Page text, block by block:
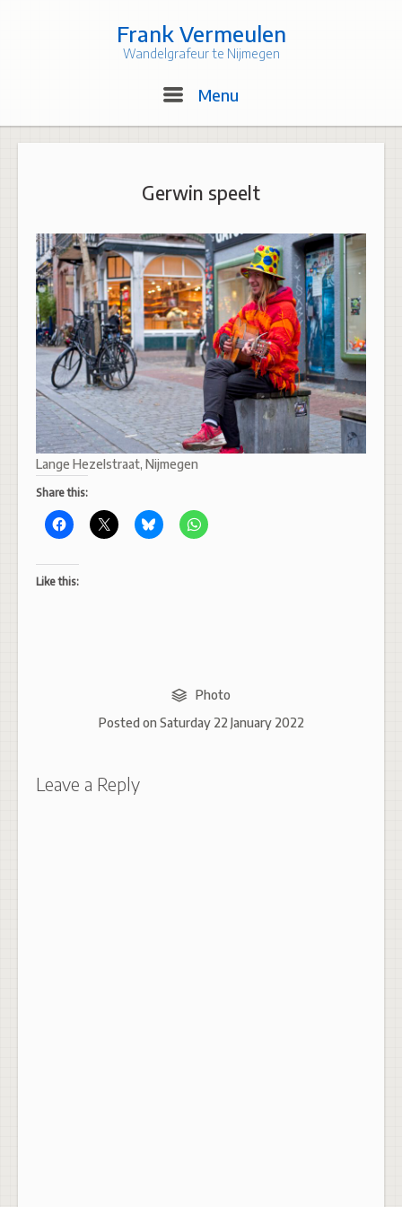
Frank Vermeulen
Wandelgrafeur te Nijmegen
Menu
Gerwin speelt
Lange Hezelstraat, Nijmegen
Share this:
Like this:
Photo
Posted on Saturday 22 January 2022
Leave a Reply